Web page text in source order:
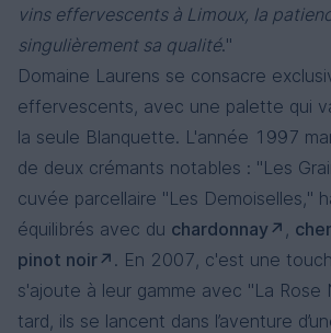
vins effervescents à Limoux, la
singulièrement sa qualité."
Domaine Laurens se consacre
effervescents, avec une palette qui
la seule Blanquette. L'année 1997
de deux crémants notables : "Les
cuvée parcellaire "Les Demoiselles,"
équilibrés avec du chardonnay ,
pinot noir
. En 2007, c'est une
s'ajoute à leur gamme avec "La Rose
tard, ils se lancent dans l’aventure